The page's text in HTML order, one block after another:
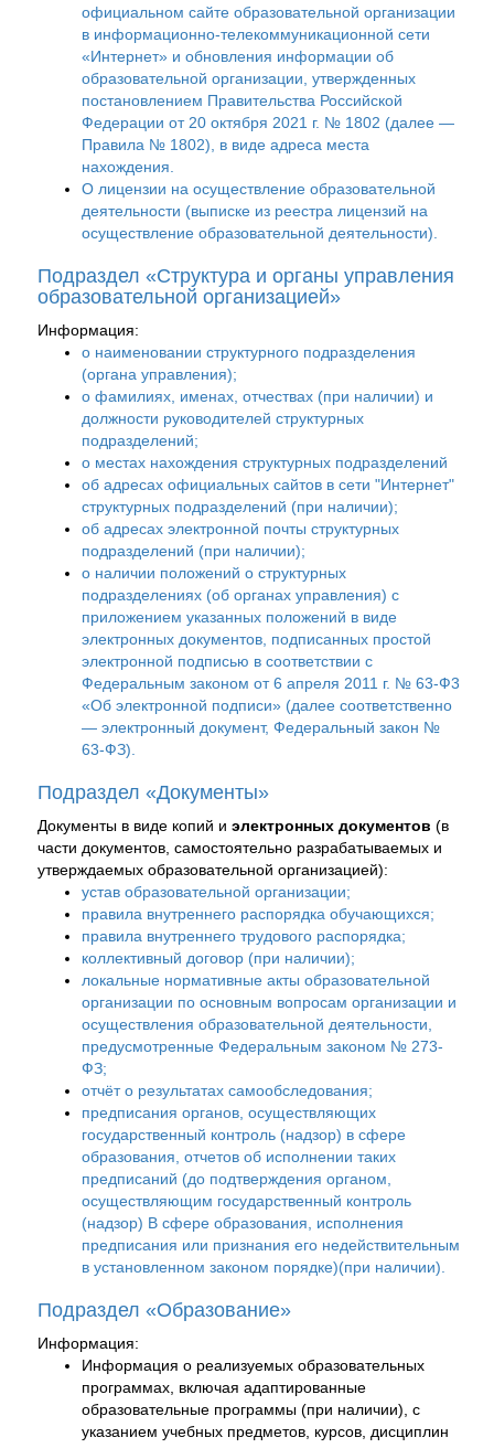
официальном сайте образовательной организации
в информационно-телекоммуникационной сети
«Интернет» и обновления информации об
образовательной организации, утвержденных
постановлением Правительства Российской
Федерации от 20 октября 2021 г. № 1802 (далее —
Правила № 1802), в виде адреса места
нахождения.
О лицензии на осуществление образовательной
деятельности (выписке из реестра лицензий на
осуществление образовательной деятельности).
Подраздел «Структура и органы управления
образовательной организацией»
Информация:
о наименовании структурного подразделения
(органа управления);
о фамилиях, именах, отчествах (при наличии) и
должности руководителей структурных
подразделений;
о местах нахождения структурных подразделений
об адресах официальных сайтов в сети "Интернет"
структурных подразделений (при наличии);
об адресах электронной почты структурных
подразделений (при наличии);
о наличии положений о структурных
подразделениях (об органах управления) с
приложением указанных положений в виде
электронных документов, подписанных простой
электронной подписью в соответствии с
Федеральным законом от 6 апреля 2011 г. № 63-Ф3
«Об электронной подписи» (далее соответственно
— электронный документ, Федеральный закон №
63-ФЗ).
Подраздел «Документы»
Документы в виде копий и электронных документов (в
части документов, самостоятельно разрабатываемых и
утверждаемых образовательной организацией):
устав образовательной организации;
правила внутреннего распорядка обучающихся;
правила внутреннего трудового распорядка;
коллективный договор (при наличии);
локальные нормативные акты образовательной
организации по основным вопросам организации и
осуществления образовательной деятельности,
предусмотренные Федеральным законом № 273-
ФЗ;
отчёт о результатах самообследования;
предписания органов, осуществляющих
государственный контроль (надзор) в сфере
образования, отчетов об исполнении таких
предписаний (до подтверждения органом,
осуществляющим государственный контроль
(надзор) B сфере образования, исполнения
предписания или признания его недействительным
в установленном законом порядке)(при наличии).
Подраздел «Образование»
Информация:
Информация о реализуемых образовательных
программах, включая адаптированные
образовательные программы (при наличии), с
указанием учебных предметов, курсов, дисциплин